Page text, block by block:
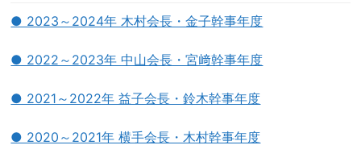
● 2023～2024年 木村会長・金子幹事年度
● 2022～2023年 中山会長・宮﨑幹事年度
● 2021～2022年 益子会長・鈴木幹事年度
● 2020～2021年 横手会長・木村幹事年度